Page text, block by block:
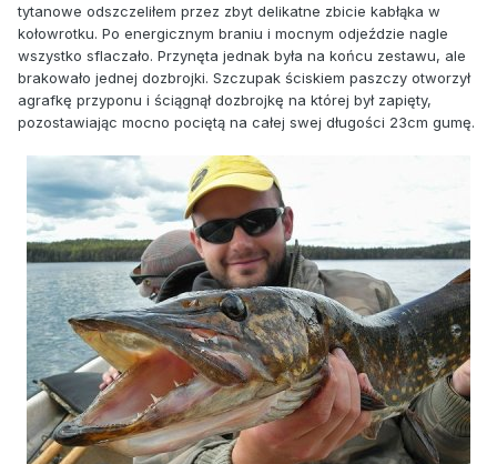
tytanowe odszczeliłem przez zbyt delikatne zbicie kabłąka w
kołowrotku. Po energicznym braniu i mocnym odjeździe nagle
wszystko sflaczało. Przynęta jednak była na końcu zestawu, ale
brakowało jednej dozbrojki. Szczupak ściskiem paszczy otworzył
agrafkę przyponu i ściągnął dozbrojkę na której był zapięty,
pozostawiając mocno pociętą na całej swej długości 23cm gumę.